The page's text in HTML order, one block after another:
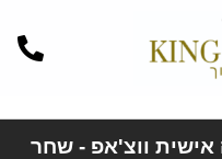
אישית ווצ'אפ - שחר